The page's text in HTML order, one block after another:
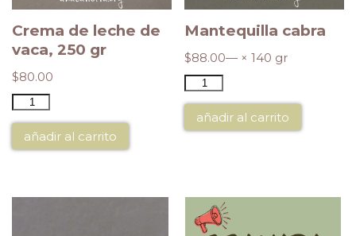
Crema de leche de
vaca, 250 gr
$80.00
añadir al carrito
Mantequilla cabra
$88.00— × 140 gr
añadir al carrito